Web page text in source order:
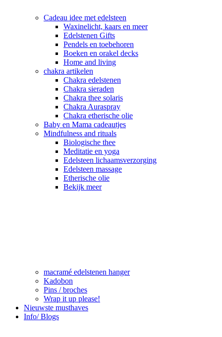
Cadeau idee met edelsteen
Waxinelicht, kaars en meer
Edelstenen Gifts
Pendels en toebehoren
Boeken en orakel decks
Home and living
chakra artikelen
Chakra edelstenen
Chakra sieraden
Chakra thee solaris
Chakra Auraspray
Chakra etherische olie
Baby en Mama cadeautjes
Mindfulness and rituals
Biologische thee
Meditatie en yoga
Edelsteen lichaamsverzorging
Edelsteen massage
Etherische olie
Bekijk meer
macramé edelstenen hanger
Kadobon
Pins / broches
Wrap it up please!
Nieuwste musthaves
Info/ Blogs